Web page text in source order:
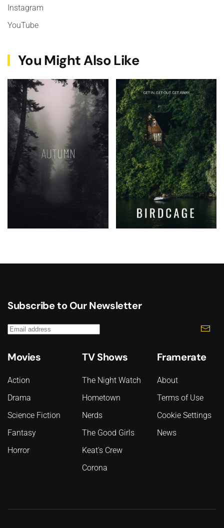
Instagram
YouTube
You Might Also Like
Subscribe to Our Newsletter
Movies
Action
Drama
Science Fiction
Fantasy
Horror
TV Shows
The Night Watch
Hometown
Nerds
The Good Girls
Keat's Crew
Corona
Framerate
About
Terms of Use
Cookie Settings
News